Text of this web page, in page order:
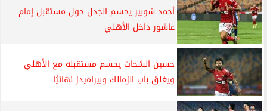
أحمد شوبير يحسم الجدل حول مستقبل إمام
عاشور داخل الأهلي
حسين الشحات يحسم مستقبله مع الأهلي
ويغلق باب الزمالك وبيراميدز نهائيًا